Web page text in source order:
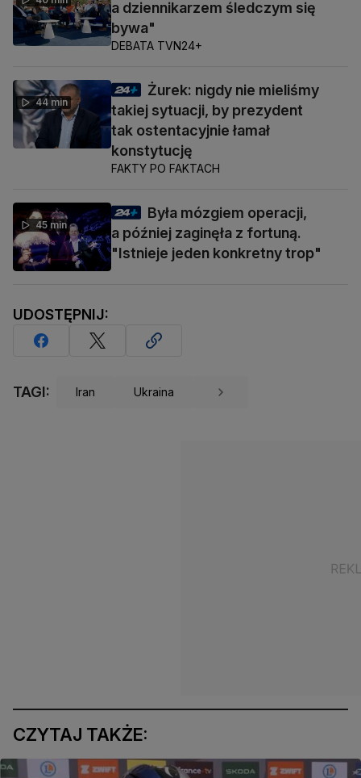
a dziennikarzem śledczym się
bywa"
DEBATA TVN24+
44 min
Żurek: nigdy nie mieliśmy
takiej sytuacji, by prezydent
tak ostentacyjnie łamał
konstytucję
FAKTY PO FAKTACH
45 min
Była mózgiem operacji,
a później zaginęła z fortuną.
"Istnieje jeden konkretny trop"
UDOSTĘPNIJ:
TAGI: Iran Ukraina
CZYTAJ TAKŻE: